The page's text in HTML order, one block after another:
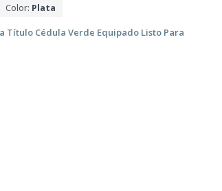
Color: Plata
Título Cédula Verde Equipado Listo Para